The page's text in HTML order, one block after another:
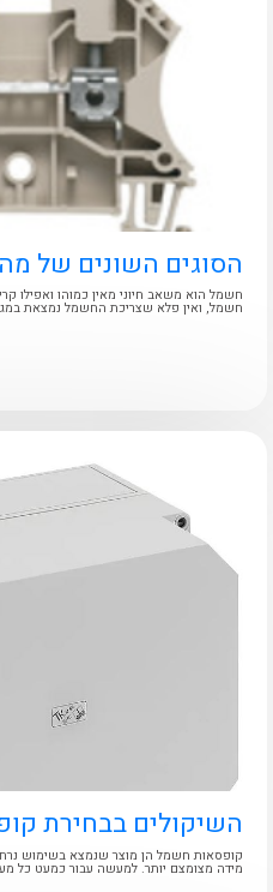
לכל מוצרי היצרן
לכל מוצרי היצרן
הסוגים השונים של
חשמל הוא משאב חיוני מאין כמוהו ואפילו
חשמל, ואין פלא שצריכת החשמל נמצאת
השיקולים בבחירת
קופסאות חשמל הן מוצר שנמצא בשימוש
מידה מצומצם יותר. למעשה עבור כמעט כל